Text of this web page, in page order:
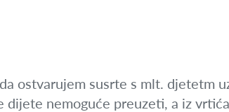
ostvarujem susrte s mlt. djetetm
dijete nemoguće preuzeti, a iz